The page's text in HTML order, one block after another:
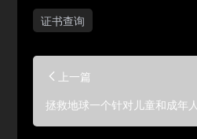
证书查询
上一篇
拯救地球一个针对儿童和成年